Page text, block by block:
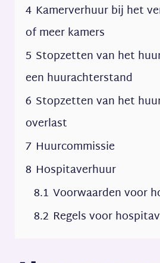
4 Kamerverhuur bij het
of meer kamers
5 Stopzetten van het
een huurachterstand
6 Stopzetten van het
overlast
7 Huurcommissie
8 Hospitaverhuur
8.1 Voorwaarden voor
8.2 Regels voor